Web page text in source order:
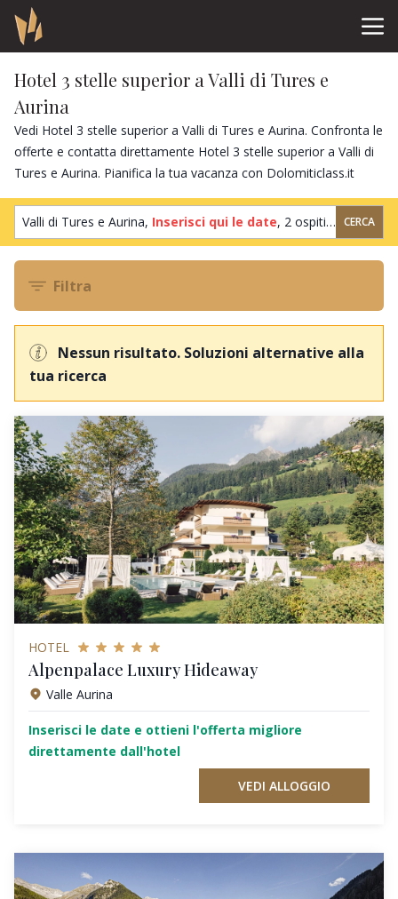
Hotel 3 stelle superior a Valli di Tures e
Aurina
Vedi Hotel 3 stelle superior a Valli di Tures e Aurina. Confronta le
offerte e contatta direttamente Hotel 3 stelle superior a Valli di
Tures e Aurina. Pianifica la tua vacanza con Dolomiticlass.it
Valli di Tures e Aurina, Inserisci qui le date, 2 ospiti,1 camera
CERCA
Filtra
Nessun risultato. Soluzioni alternative alla
tua ricerca
HOTEL
Alpenpalace Luxury Hideaway
Valle Aurina
Inserisci le date e ottieni l'offerta migliore
direttamente dall'hotel
VEDI ALLOGGIO